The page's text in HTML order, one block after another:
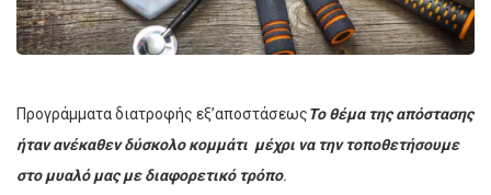
Προγράμματα διατροφής εξ’αποστάσεωςΤο θέμα της απόστασης
ήταν ανέκαθεν δύσκολο κομμάτι μέχρι να την τοποθετήσουμε
στο μυαλό μας με διαφορετικό τρόπο.